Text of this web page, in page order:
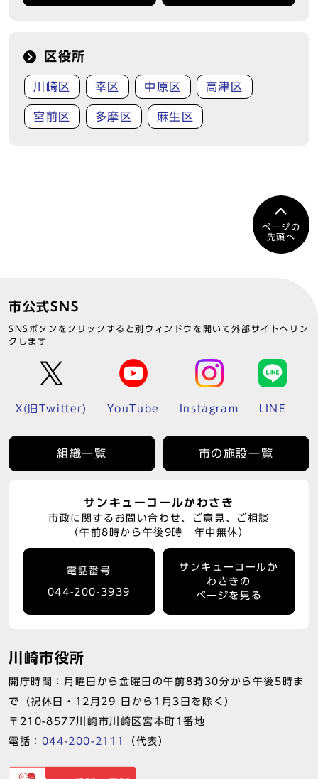
区役所
川崎区 幸区 中原区 高津区
宮前区 多摩区 麻生区
ページの
先頭へ
市公式SNS
SNSボタンをクリックすると別ウィンドウを開いて外部サイトへリン
クします
X(旧Twitter) YouTube Instagram LINE
組織一覧 市の施設一覧
サンキューコールかわさき
市政に関するお問い合わせ、ご意見、ご相談
（午前8時から午後9時 年中無休）
電話番号
044-200-3939
サンキューコールか
わさきの
ページを見る
川崎市役所
開庁時間：月曜日から金曜日の午前8時30分から午後5時ま
で（祝休日・12月29 日から1月3日を除く）
〒210-8577川崎市川崎区宮本町1番地
電話： 044-200-2111 （代表）